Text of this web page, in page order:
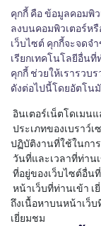
คุกกี้ คือ ข้อมูลคอมพิ
ลงบนคอมพิวเตอร์ห
เว็บไซต์ คุกกี้จะจดจ
เรียกเทคโนโลยีอื่น
คุกกี้ ช่วยให้เรารวบ
ดังต่อไปนี้โดยอัตโน
อินเตอร์เน็ตโดเมน
ประเภทของเบราว์
ปฏิบัติงานที่ใช้ในกา
วันที่และเวลาที่ท่าน
ที่อยู่ของเว็บไซต์อื่น
หน้าเว็บที่ท่านเข้า เ
ถึงเนื้อหาบนหน้าเว็
เยี่ยมชม